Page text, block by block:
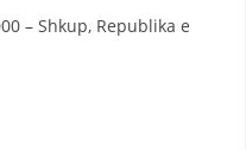
– Shkup, Republika e